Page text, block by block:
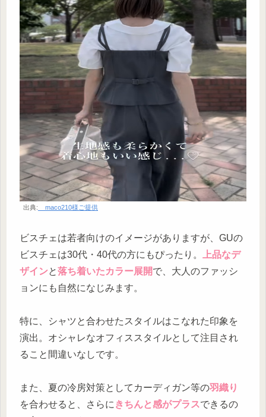
出典: __maco210様ご提供
ビスチェは若者向けのイメージがありますが、GUの
ビスチェは30代・40代の方にもぴったり。
上品なデ
ザインと落ち着いたカラー展開で、大人のファッシ
ョンにも自然になじみます。
特に、シャツと合わせたスタイルはこなれた印象を
演出。オシャレなオフィススタイルとして注目され
ること間違いなしです。
また、夏の冷房対策としてカーディガン等の羽織り
を合わせると、さらに きちんと感がプラスできるの